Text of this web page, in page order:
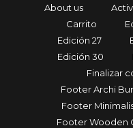
About us
Carrito
Edición 27
Edición 30
Finalizar
Footer Archi
Footer
Footer Wooden